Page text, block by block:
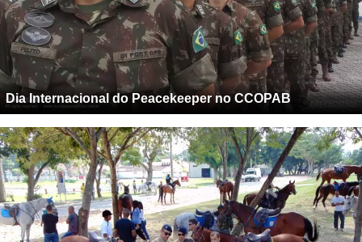
Dia Internacional do Peacekeeper no CCOPAB